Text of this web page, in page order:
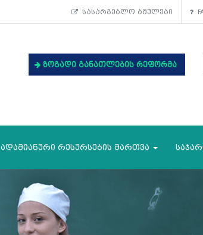
სასარგებლო ბმულები
ზოგადი განათლების რეფორმა
ადამიანური რესურსების მართვა